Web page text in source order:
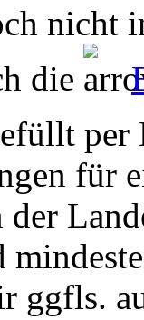
nicht
die
für
ggfls.